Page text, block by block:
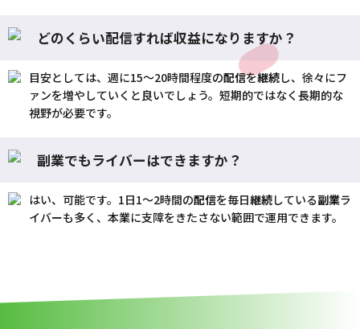
どのくらい配信すれば収益になりますか？
目安としては、週に15〜20時間程度の配信を継続し、徐々にフ
ァンを増やしていくと良いでしょう。短期的ではなく長期的な
視野が必要です。
副業でもライバーはできますか？
はい、可能です。1日1〜2時間の配信を毎日継続している副業ラ
イバーも多く、本業に支障をきたさない範囲で運用できます。